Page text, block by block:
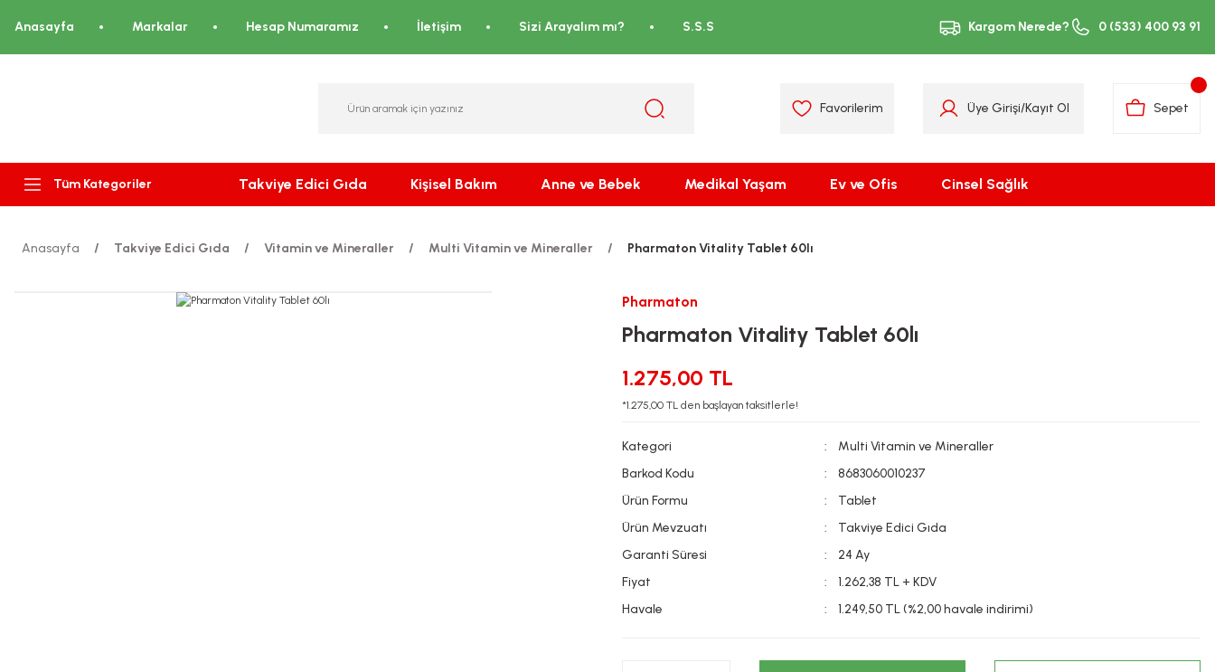
Anasayfa Markalar Hesap Numaramız İletişim Sizi Arayalım mı? S.S.S Kargom Nerede? 0 (533) 400 93 91
Favorilerim Üye Girişi/Kayıt Ol Sepet
Tüm Kategoriler Takviye Edici Gıda Kişisel Bakım Anne ve Bebek Medikal Yaşam Ev ve Ofis Cinsel Sağlık
Anasayfa Takviye Edici Gıda Vitamin ve Mineraller Multi Vitamin ve Mineraller Pharmaton Vitality Tablet 60lı
Pharmaton
Pharmaton Vitality Tablet 60lı
1.275,00 TL
*1.275,00 TL den başlayan taksitlerle!
Kategori
Multi Vitamin ve Mineraller
Barkod Kodu
8683060010237
Ürün Formu
Tablet
Ürün Mevzuatı
Takviye Edici Gıda
Garanti Süresi
24 Ay
Fiyat
1.262,38 TL + KDV
Havale
1.249,50 TL (%2,00 havale indirimi)